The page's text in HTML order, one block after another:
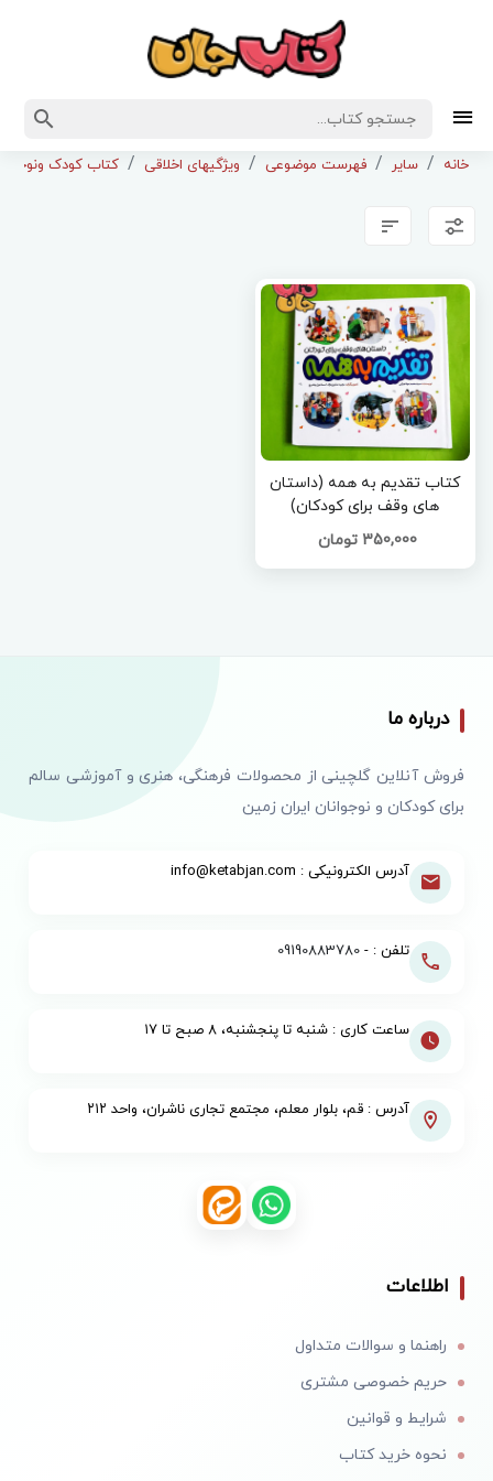
خانه سایر فهرست موضوعی ویژگیهای اخلاقی کتاب کودک
کتاب تقدیم به همه (داستان
های وقف برای کودکان)
350,000 تومان
درباره ما
فروش آنلاین گلچینی از محصولات فرهنگی، هنری و آموزشی سالم
برای کودکان و نوجوانان ایران زمین
آدرس الکترونیکی : info@ketabjan.com
تلفن : -09190883780
ساعت کاری : شنبه تا پنجشنبه، ۸ صبح تا ۱۷
آدرس : قم، بلوار معلم، مجتمع تجاری ناشران، واحد ۲۱۲
اطلاعات
راهنما و سوالات متداول
حریم خصوصی مشتری
شرایط و قوانین
نحوه خرید کتاب